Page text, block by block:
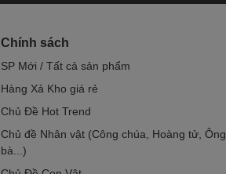
Chính sách
SP Mới / Tất cả sản phẩm
Hàng Xả Kho giá rẻ
Chủ Đề Hot Trend
Chủ đề Nhân vật (Công chúa, Hoàng tử, Ông
bà...)